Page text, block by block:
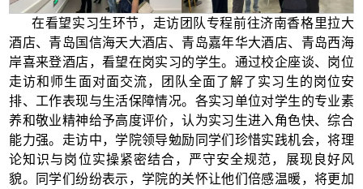
在看望实习生环节，走访团队专程前往济南香格里拉大
酒店、青岛国信海天大酒店、青岛嘉年华大酒店、青岛西海
岸喜来登酒店，看望在岗实习的学生。通过校企座谈、岗位
走访和师生面对面交流，团队全面了解了实习生的岗位安
排、工作表现与生活保障情况。各实习单位对学生的专业素
养和敬业精神给予高度评价，认为实习生进入角色快、综合
能力强。走访中，学院领导勉励同学们珍惜实践机会，将理
论知识与岗位实操紧密结合，严守安全规范，展现良好风
貌。同学们纷纷表示，学院的关怀让他们倍感温暖，将更加